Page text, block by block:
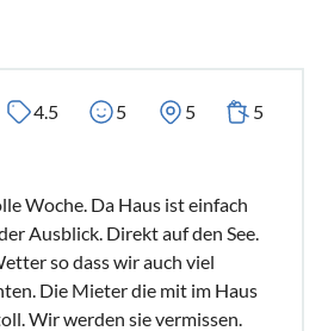
4.5 5 5 5
Woche. Da Haus ist einfach
Ausblick. Direkt auf den See.
so dass wir auch viel
Die Mieter die mit im Haus
Wir werden sie vermissen.